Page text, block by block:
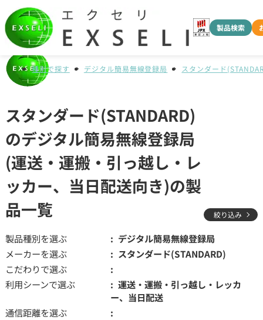
製品検索
種別で探す デジタル簡易無線登録局 スタンダード
スタンダード(STANDARD)
のデジタル簡易無線登録局
(運送・運搬・引っ越し・レ
ッカー、当日配送向き)の製
品一覧
絞り込み
製品種別を選ぶ
デジタル簡易無線登録局
メーカーを選ぶ
スタンダード(STANDARD)
こだわりで選ぶ
利用シーンで選ぶ
運送・運搬・引っ越し・レッカ
ー、当日配送
通信距離を選ぶ